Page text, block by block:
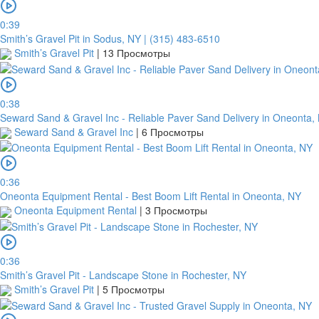
0:39
Smith’s Gravel Pit in Sodus, NY | (315) 483-6510
Smith’s Gravel Pit | 13 Просмотры
0:38
Seward Sand & Gravel Inc - Reliable Paver Sand Delivery in Oneonta,
Seward Sand & Gravel Inc | 6 Просмотры
0:36
Oneonta Equipment Rental - Best Boom Lift Rental in Oneonta, NY
Oneonta Equipment Rental | 3 Просмотры
0:36
Smith’s Gravel Pit - Landscape Stone in Rochester, NY
Smith’s Gravel Pit | 5 Просмотры